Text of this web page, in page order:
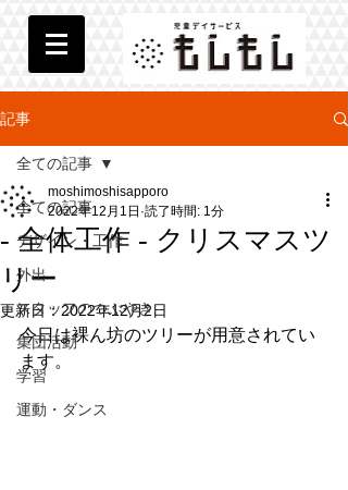
記事
全ての記事
デザイン・工作
外出
スタッフのつぶやき
集団活動
学習
運動・ダンス
全ての記事
- 全体工作 - クリスマスツ
リー
moshimoshisapporo
2022年12月1日 読了時間: 1分
更新日：2022年12月2日
今日は裸ん坊のツリーが用意されてい
ます。